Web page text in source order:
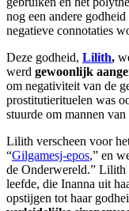
nog een andere
negatieve connotaties
Deze godheid, Lilith,
werd gewoonlijk
om negativiteit van de
prostitutierituelen was
stuurde om mannen
Lilith verscheen voor
“Gilgamesj-epos,” en
de Onderwereld.” Lilith
leefde, die Inanna uit
opstijgen tot haar